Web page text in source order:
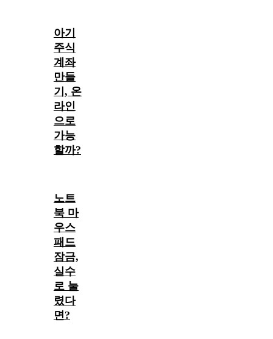
아기
주식
계좌
만들
기, 온
라인
으로
가능
할까?
노트
북 마
우스
패드
잠금,
실수
로 눌
렸다
면?